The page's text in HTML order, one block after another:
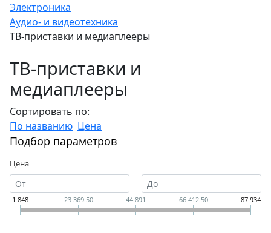
Электроника
Аудио- и видеотехника
ТВ-приставки и медиаплееры
ТВ-приставки и
медиаплееры
Сортировать по:
По названию Цена
Подбор параметров
Цена
1 848 23 369.50 44 891 66 412.50 87 934